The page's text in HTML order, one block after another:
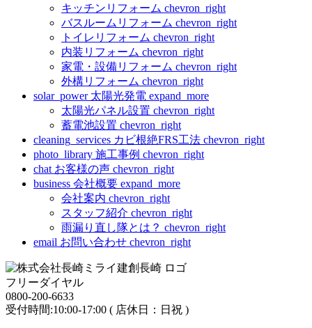
キッチンリフォーム chevron_right
バスルームリフォーム chevron_right
トイレリフォーム chevron_right
内装リフォーム chevron_right
家電・設備リフォーム chevron_right
外構リフォーム chevron_right
solar_power 太陽光発電 expand_more
太陽光パネル設置 chevron_right
蓄電池設置 chevron_right
cleaning_services カビ根絶FRS工法 chevron_right
photo_library 施工事例 chevron_right
chat お客様の声 chevron_right
business 会社概要 expand_more
会社案内 chevron_right
スタッフ紹介 chevron_right
雨漏り直し隊とは？ chevron_right
email お問い合わせ chevron_right
フリーダイヤル
0800-200-6633
受付時間:10:00-17:00 ( 店休日：日祝 )